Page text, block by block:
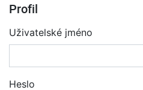
Profil
Uživatelské jméno
Heslo